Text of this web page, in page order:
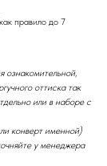
правило до 7
ознакомительной,
оттиска так
или в наборе с
конверт именной)
у менеджера